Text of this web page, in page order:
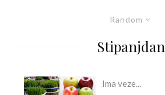
Random
Stipanjdan
Ima veze...